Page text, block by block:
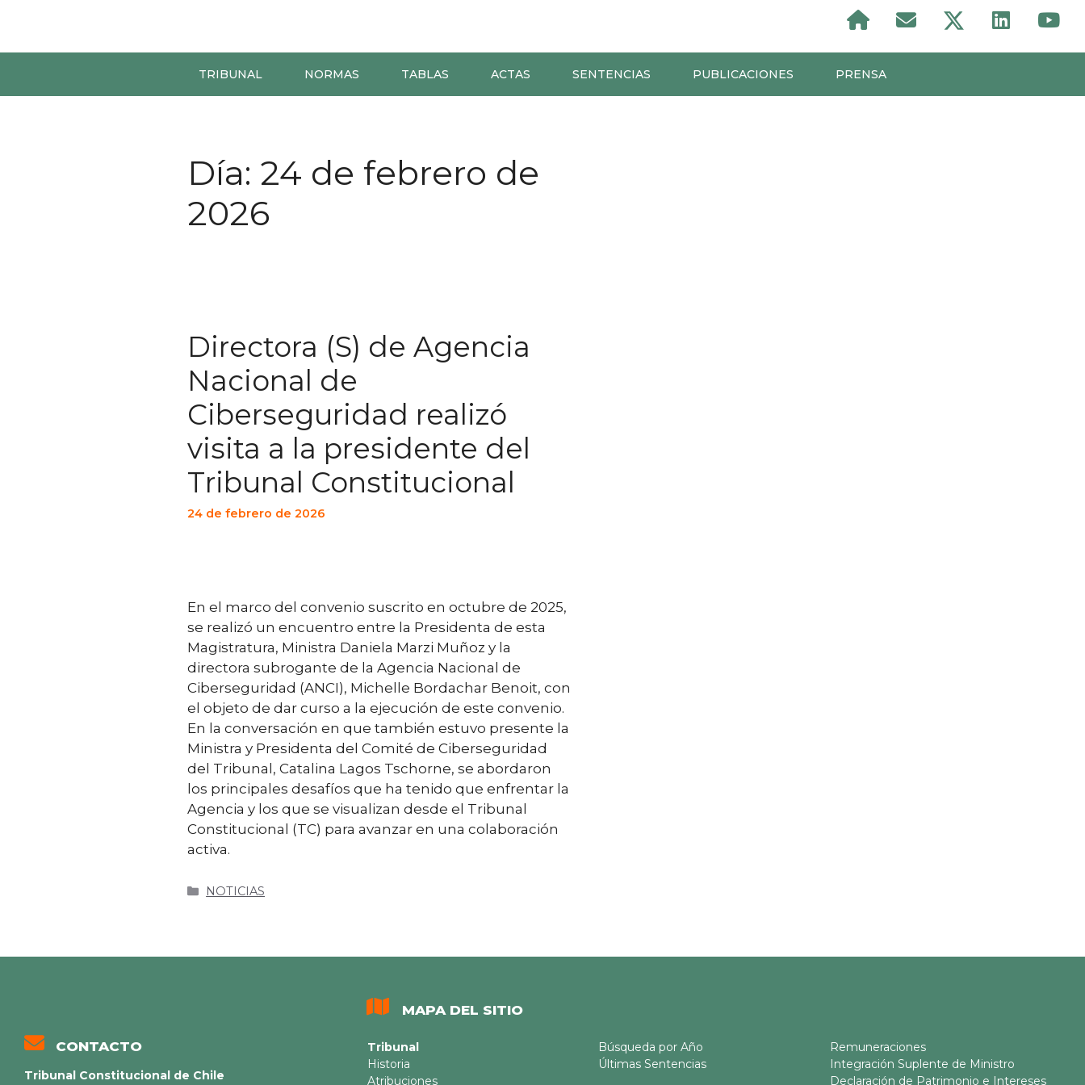
TRIBUNAL NORMAS TABLAS ACTAS SENTENCIAS PUBLICACIONES PRENSA
Día: 24 de febrero de
2026
Directora (S) de Agencia
Nacional de
Ciberseguridad realizó
visita a la presidente del
Tribunal Constitucional
24 de febrero de 2026
En el marco del convenio suscrito en octubre de 2025,
se realizó un encuentro entre la Presidenta de esta
Magistratura, Ministra Daniela Marzi Muñoz y la
directora subrogante de la Agencia Nacional de
Ciberseguridad (ANCI), Michelle Bordachar Benoit, con
el objeto de dar curso a la ejecución de este convenio.
En la conversación en que también estuvo presente la
Ministra y Presidenta del Comité de Ciberseguridad
del Tribunal, Catalina Lagos Tschorne, se abordaron
los principales desafíos que ha tenido que enfrentar la
Agencia y los que se visualizan desde el Tribunal
Constitucional (TC) para avanzar en una colaboración
activa.
NOTICIAS
CONTACTO
Tribunal Constitucional de Chile
MAPA DEL SITIO
Tribunal
Historia
Atribuciones
Búsqueda por Año
Últimas Sentencias
Remuneraciones
Integración Suplente de Ministro
Declaración de Patrimonio e Intereses